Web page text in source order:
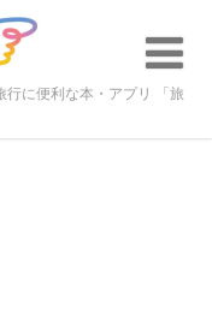
に便利な本・アプリ 「旅